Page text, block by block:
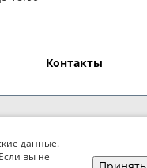
Контакты
данные.
вы не